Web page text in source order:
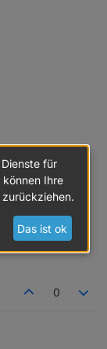
0
für
Ihre
Das ist ok